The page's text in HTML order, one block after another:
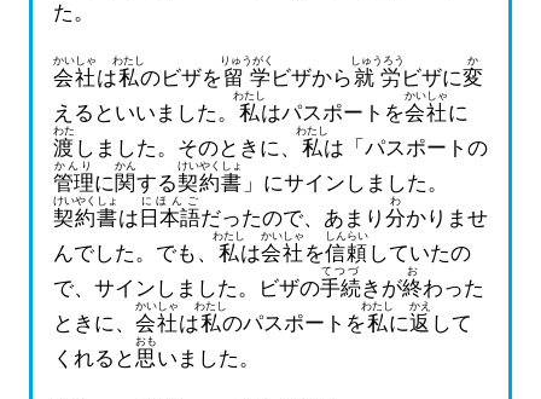
た。
会社
かいしゃ
は私
わたし
のビザを留学
りゅうがく
ビザから就労
しゅうろう
ビザに変
か
えるといいました。 私
わたし
はパスポートを会社
かいしゃ
に
渡
わた
しました。そのときに、 私
わたし
は「パスポートの
管理
かんり
に関
かん
する契約書
けいやくしょ
」にサインしました。
契約書
けいやくしょ
は 日本語
にほんご
だったので、あまり 分
わ
かりませ
んでした。でも、 私
わたし
は会社
かいしゃ
を信頼
しんらい
していたの
で、サインしました。ビザの手続
てつづ
きが終
お
わった
ときに、 会社
かいしゃ
は私
わたし
のパスポートを私
わたし
に返
かえ
して
くれると思
おも
いました。